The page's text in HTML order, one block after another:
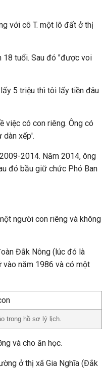
với cô T. một lô đất ở thị
18 tuổi. Sau đó "được voi
5 triệu thì tôi lấy tiền đâu
việc có con riêng. Ông có
xếp'.
2014. Năm 2014, ông
đó bầu giữ chức Phó Ban
người con riêng và không
Đắk Nông (lúc đó là
vào năm 1986 và có một
trong hồ sơ lý lịch.
và cho ăn học.
ở thị xã Gia Nghĩa (Đắk